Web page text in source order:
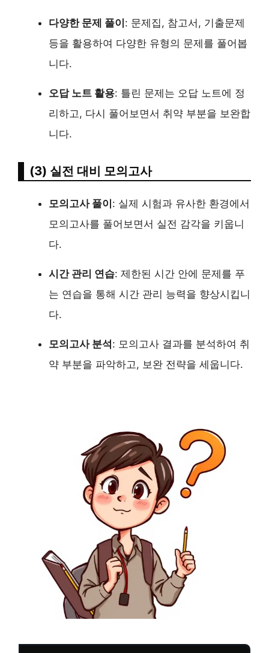
다양한 문제 풀이: 문제집, 참고서, 기출문제
등을 활용하여 다양한 유형의 문제를 풀어봅
니다.
오답 노트 활용: 틀린 문제는 오답 노트에 정
리하고, 다시 풀어보면서 취약 부분을 보완합
니다.
(3) 실전 대비 모의고사
모의고사 풀이: 실제 시험과 유사한 환경에서
모의고사를 풀어보면서 실전 감각을 키웁니
다.
시간 관리 연습: 제한된 시간 안에 문제를 푸
는 연습을 통해 시간 관리 능력을 향상시킵니
다.
모의고사 분석: 모의고사 결과를 분석하여 취
약 부분을 파악하고, 보완 전략을 세웁니다.